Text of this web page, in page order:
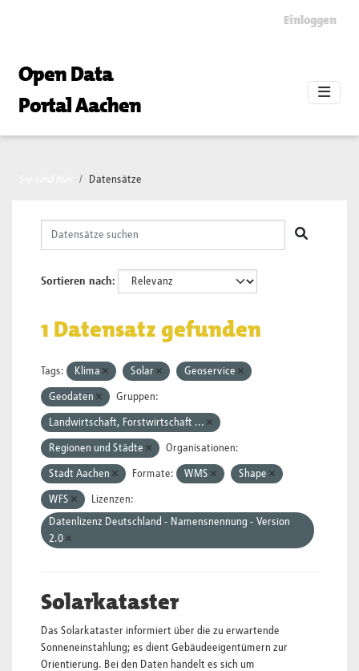
Einloggen
Open Data
Portal Aachen
Datensätze
Sortieren nach
1 Datensatz gefunden
Tags: Klima Solar Geoservice
Geodaten Gruppen:
Landwirtschaft, Forstwirtschaft ...
Regionen und Städte Organisationen:
Stadt Aachen Formate: WMS Shape
WFS
Lizenzen:
Datenlizenz Deutschland - Namensnennung - Version
2.0
Solarkataster
Das Solarkataster informiert über die zu erwartende
Sonneneinstahlung; es dient Gebäudeeigentümern zur
Orientierung. Bei den Daten handelt es sich um